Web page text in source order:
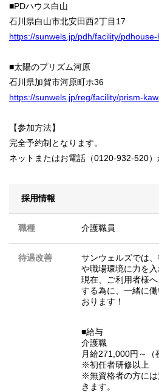
■PDハウス白山
石川県白山市北安田西2丁目17
https://sunwels.jp/pdh/facility/
■太陽のプリズム河原
石川県加賀市河原町ホ36
https://sunwels.jp/reg/facility/prism-
【参加方法】
完全予約制となります。
ネットまたはお電話（0120-932-520）
採用情報
職種 介護職員
待遇改善
サンウェルズでは
や職場環境に力を入
現在、ご利用者様
する為に、一緒に
おります！
■給与
介護職
月給271,000円～（
※初任者研修以上
※無資格者の方に
きます。